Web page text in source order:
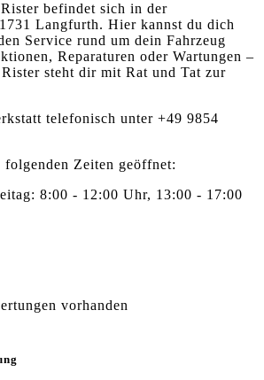
befindet sich in der
Langfurth. Hier kannst du dich
Service rund um dein Fahrzeug
Reparaturen oder Wartungen –
steht dir mit Rat und Tat zur
telefonisch unter +49 9854
Zeiten geöffnet:
8:00 - 12:00 Uhr, 13:00 - 17:00
vorhanden